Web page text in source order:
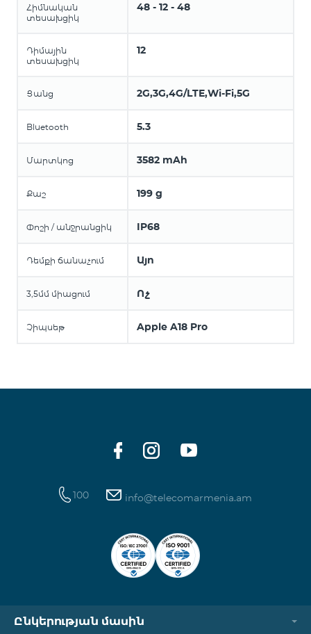
Հիմնական
տեսախցիկ
48 - 12 - 48
Դիմային
տեսախցիկ
12
Ցանց 2G,3G,4G/LTE,Wi-Fi,5G
Bluetooth 5.3
Մարտկոց 3582 mAh
Քաշ 199 g
Փոշի / անջրանցիկ IP68
Դեմքի ճանաչում Այո
3,5մմ միացում Ոչ
Չիպսեթ Apple A18 Pro
100 info@telecomarmenia.am
Ընկերության մասին